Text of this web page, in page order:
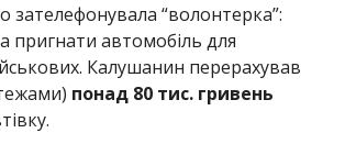
зателефонувала “волонтерка”:
пригнати автомобіль для
Калушанин перерахував
понад 80 тис. гривень